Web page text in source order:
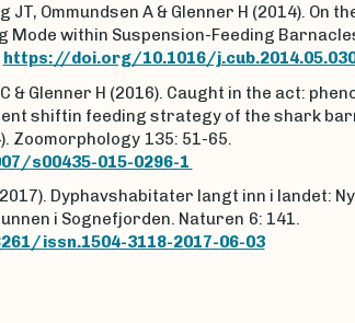
JT, Ommundsen A & Glenner H (2014). On
Mode within Suspension-Feeding
https://doi.org/10.1016/
& Glenner H (2016). Caught in the act:
shiftin feeding strategy of the shark
Zoomorphology 135: 51-65.
s00435-015-0296-1
Dyphavshabitater langt inn i landet:
i Sognefjorden. Naturen 6: 141.
issn.1504-3118-2017-06-03